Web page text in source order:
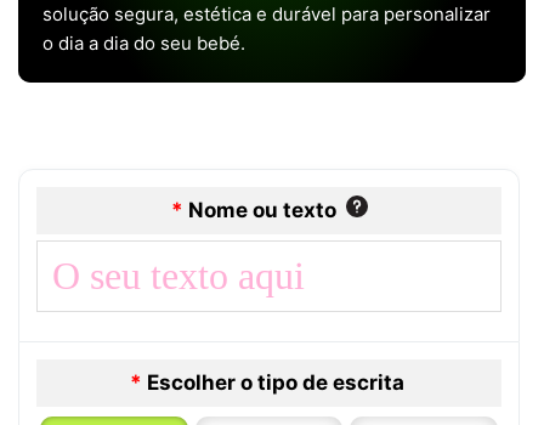
solução segura, estética e durável para personalizar
o dia a dia do seu bebé.
* Nome ou texto
* Escolher o tipo de escrita